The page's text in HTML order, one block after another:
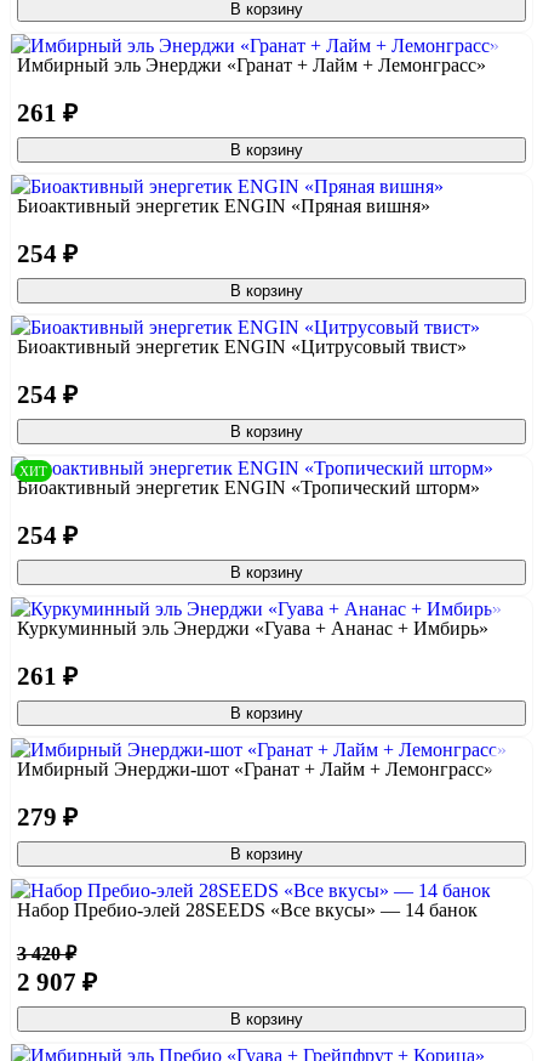
В корзину
Имбирный эль Энерджи «Гранат + Лайм + Лемонграсс»
261 ₽
В корзину
Биоактивный энергетик ENGIN «Пряная вишня»
254 ₽
В корзину
Биоактивный энергетик ENGIN «Цитрусовый твист»
254 ₽
В корзину
ХИТ
Биоактивный энергетик ENGIN «Тропический шторм»
254 ₽
В корзину
Куркуминный эль Энерджи «Гуава + Ананас + Имбирь»
261 ₽
В корзину
Имбирный Энерджи-шот «Гранат + Лайм + Лемонграсс»
279 ₽
В корзину
Набор Пребио-элей 28SEEDS «Все вкусы» — 14 банок
3 420 ₽
2 907 ₽
В корзину